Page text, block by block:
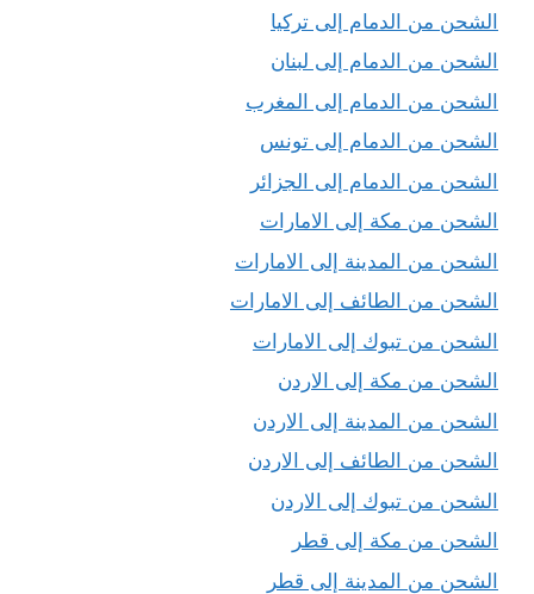
الشحن من الدمام إلى تركيا
الشحن من الدمام إلى لبنان
الشحن من الدمام إلى المغرب
الشحن من الدمام إلى تونس
الشحن من الدمام إلى الجزائر
الشحن من مكة إلى الامارات
الشحن من المدينة إلى الامارات
الشحن من الطائف إلى الامارات
الشحن من تبوك إلى الامارات
الشحن من مكة إلى الاردن
الشحن من المدينة إلى الاردن
الشحن من الطائف إلى الاردن
الشحن من تبوك إلى الاردن
الشحن من مكة إلى قطر
الشحن من المدينة إلى قطر